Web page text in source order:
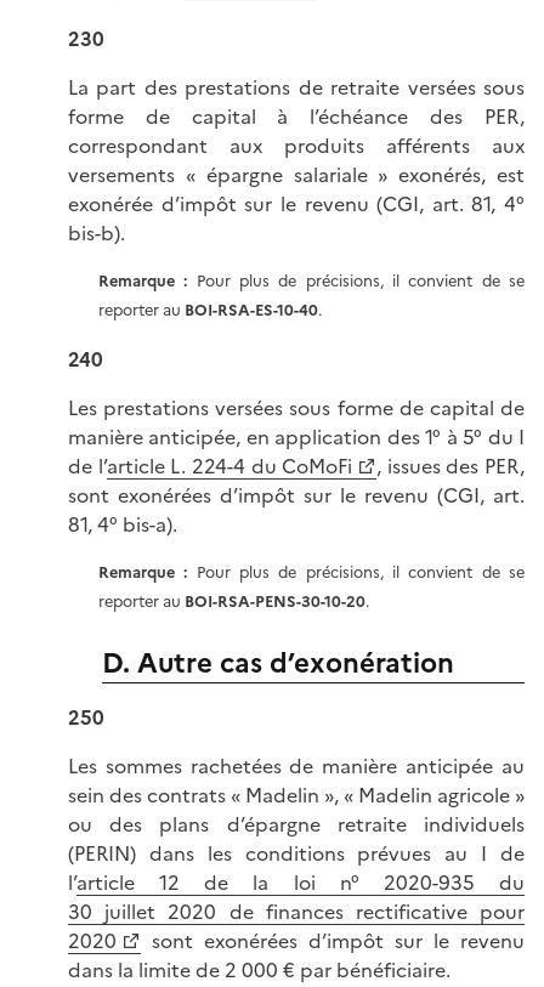
230
La part des prestations de retraite versées sous
forme de capital à l’échéance des PER,
correspondant aux produits afférents aux
versements « épargne salariale » exonérés, est
exonérée d’impôt sur le revenu (CGI, art. 81, 4°
bis-b).
Remarque : Pour plus de précisions, il convient de se
reporter au BOI-RSA-ES-10-40.
240
Les prestations versées sous forme de capital de
manière anticipée, en application des 1° à 5° du I
de l’article L. 224-4 du CoMoFi
, issues des PER,
sont exonérées d’impôt sur le revenu (CGI, art.
81, 4° bis-a).
Remarque : Pour plus de précisions, il convient de se
reporter au BOI-RSA-PENS-30-10-20.
D. Autre cas d’exonération
250
Les sommes rachetées de manière anticipée au
sein des contrats « Madelin », « Madelin agricole »
ou des plans d’épargne retraite individuels
(PERIN) dans les conditions prévues au I de
l’article 12 de la loi n° 2020-935 du
30 juillet 2020 de finances rectificative pour
2020
sont exonérées d’impôt sur le revenu
dans la limite de 2 000 € par bénéficiaire.